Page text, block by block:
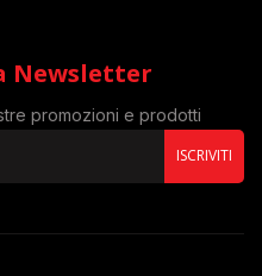
Newsletter
promozioni e prodotti
ISCRIVITI